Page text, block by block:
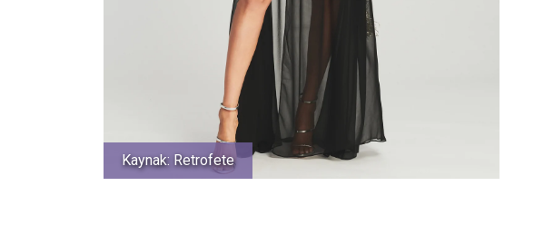
Kaynak: Retrofete